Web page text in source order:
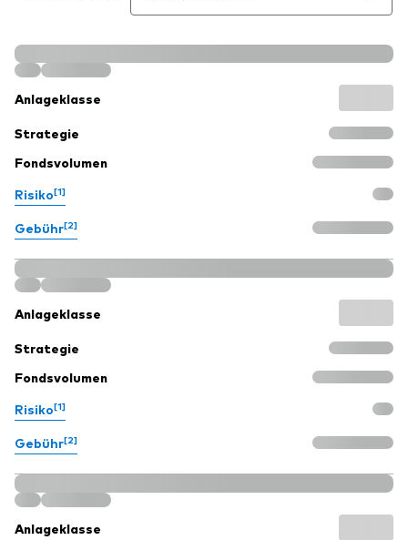
Anlageklasse
Strategie
Fondsvolumen
Risiko[1]
Gebühr[2]
Anlageklasse
Strategie
Fondsvolumen
Risiko[1]
Gebühr[2]
Anlageklasse